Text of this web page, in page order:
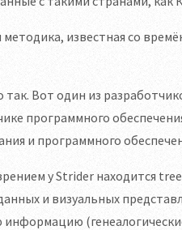
методика, известная со
так. Вот один из
программного
и программного
у Strider находится
и визуальных
информацию